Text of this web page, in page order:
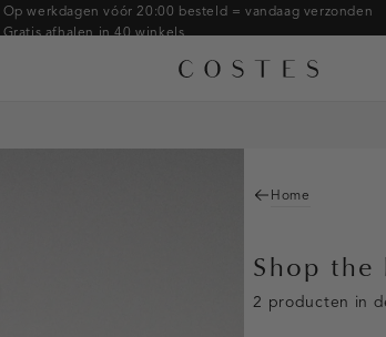
Op werkdagen vóór 20:00 besteld = vandaag verzonden
Gratis afhalen in 40 winkels
Betaal zoals jij wilt: o.a. Bancontact, Riverty, Apple pay &
Home
Shop
2 producten in